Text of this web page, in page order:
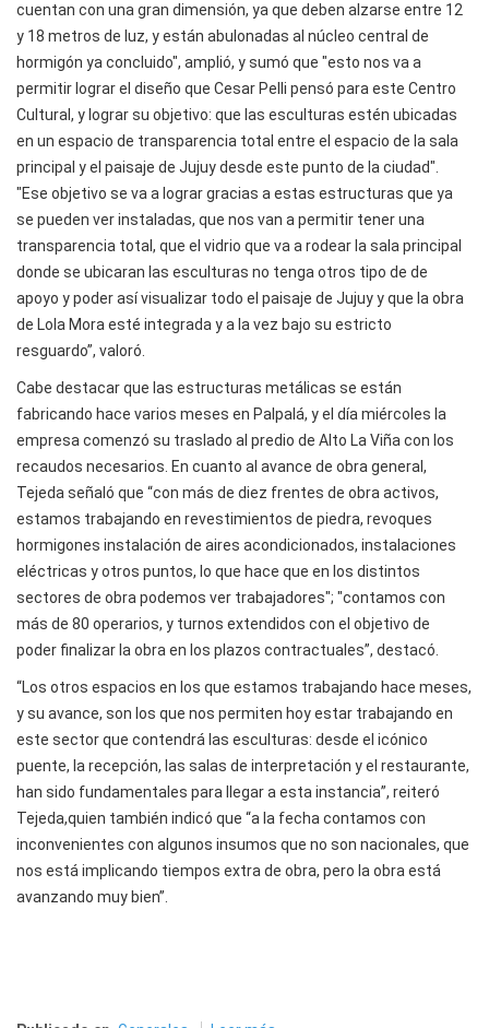
cuentan con una gran dimensión, ya que deben alzarse entre 12
y 18 metros de luz, y están abulonadas al núcleo central de
hormigón ya concluido", amplió, y sumó que "esto nos va a
permitir lograr el diseño que Cesar Pelli pensó para este Centro
Cultural, y lograr su objetivo: que las esculturas estén ubicadas
en un espacio de transparencia total entre el espacio de la sala
principal y el paisaje de Jujuy desde este punto de la ciudad".
"Ese objetivo se va a lograr gracias a estas estructuras que ya
se pueden ver instaladas, que nos van a permitir tener una
transparencia total, que el vidrio que va a rodear la sala principal
donde se ubicaran las esculturas no tenga otros tipo de de
apoyo y poder así visualizar todo el paisaje de Jujuy y que la obra
de Lola Mora esté integrada y a la vez bajo su estricto
resguardo”, valoró.
Cabe destacar que las estructuras metálicas se están
fabricando hace varios meses en Palpalá, y el día miércoles la
empresa comenzó su traslado al predio de Alto La Viña con los
recaudos necesarios. En cuanto al avance de obra general,
Tejeda señaló que “con más de diez frentes de obra activos,
estamos trabajando en revestimientos de piedra, revoques
hormigones instalación de aires acondicionados, instalaciones
eléctricas y otros puntos, lo que hace que en los distintos
sectores de obra podemos ver trabajadores"; "contamos con
más de 80 operarios, y turnos extendidos con el objetivo de
poder finalizar la obra en los plazos contractuales”, destacó.
“Los otros espacios en los que estamos trabajando hace meses,
y su avance, son los que nos permiten hoy estar trabajando en
este sector que contendrá las esculturas: desde el icónico
puente, la recepción, las salas de interpretación y el restaurante,
han sido fundamentales para llegar a esta instancia”, reiteró
Tejeda,quien también indicó que “a la fecha contamos con
inconvenientes con algunos insumos que no son nacionales, que
nos está implicando tiempos extra de obra, pero la obra está
avanzando muy bien”.